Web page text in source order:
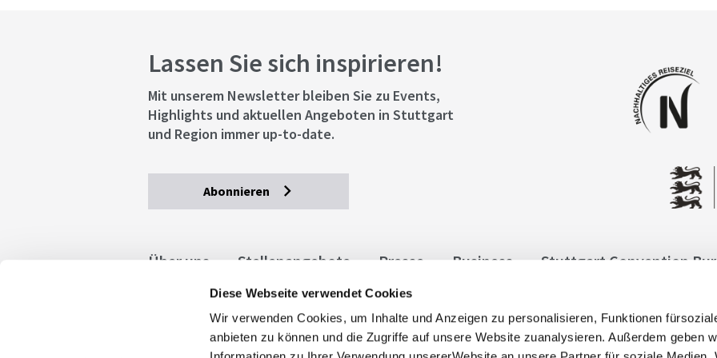
Diese Webseite verwendet Cookies
Wir verwenden Cookies, um Inhalte und Anzeigen zu personalisieren, Funktionen
anbieten zu können und die Zugriffe auf unsere Website zuanalysieren. Außerdem geben
Lassen Sie sich inspirieren!
Mit unserem Newsletter bleiben Sie zu Events,
Highlights und aktuellen Angeboten in Stuttgart
und Region immer up-to-date.
Abonnieren
Über uns Stellenangebote Presse Business Stuttgart Convention
Allgemeine Geschäftsbedingungen
stuttgart.de
Barrierefreiheit